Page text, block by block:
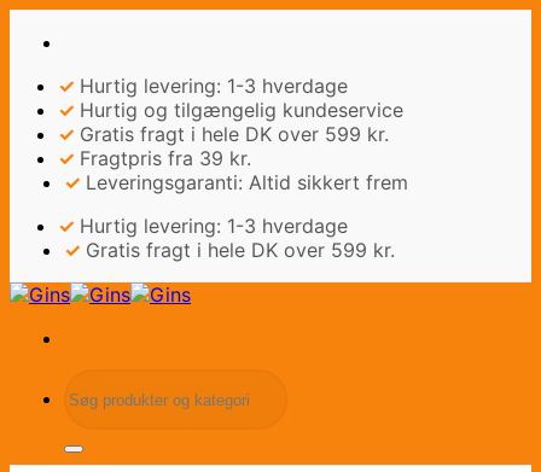
✓ Hurtig levering: 1-3 hverdage
✓ Hurtig og tilgængelig kundeservice
✓ Gratis fragt i hele DK over 599 kr.
✓ Fragtpris fra 39 kr.
✓ Leveringsgaranti: Altid sikkert frem
✓ Hurtig levering: 1-3 hverdage
✓ Gratis fragt i hele DK over 599 kr.
efter: